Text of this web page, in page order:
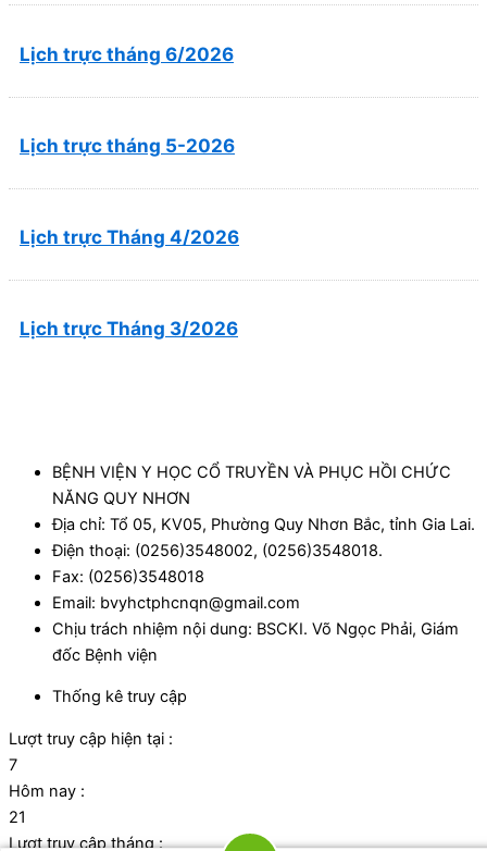
Lịch trực tháng 6/2026
Lịch trực tháng 5-2026
Lịch trực Tháng 4/2026
Lịch trực Tháng 3/2026
BỆNH VIỆN Y HỌC CỔ TRUYỀN VÀ PHỤC HỒI CHỨC
NĂNG QUY NHƠN
Địa chỉ: Tổ 05, KV05, Phường Quy Nhơn Bắc, tỉnh Gia Lai.
Điện thoại: (0256)3548002, (0256)3548018.
Fax: (0256)3548018
Email: bvyhctphcnqn@gmail.com
Chịu trách nhiệm nội dung: BSCKI. Võ Ngọc Phải, Giám
đốc Bệnh viện
Thống kê truy cập
Lượt truy cập hiện tại :
7
Hôm nay :
21
Lượt truy cập tháng :